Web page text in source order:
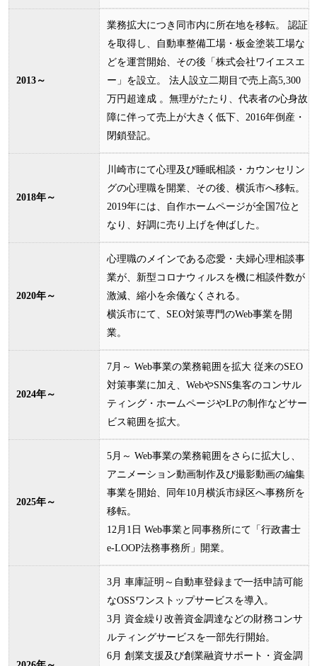
2013～
業務拡大につき同市内に所在地を移転。 認証
を取得し、自動車整備工場・板金塗装工場な
どを運営開始、その後「株式会社ワイエスエ
ー」を設立。 法人設立二期目で売上高5,300
万円超達成 。無理がたたり、代表者の心身故
障に伴って売上が大きく低下、2016年倒産・
閉鎖登記。
2018年～
川崎市にて心理及び睡眠相談・カウンセリン
グの心理職を開業、その後、横浜市へ移転。
2019年には、自作ホームページが全国7位と
なり、好調に売り上げを伸ばした。
2020年～
心理職のメインである恋愛・夫婦心理相談事
業が、新型コロナウィルスを機に相談件数が
激減、縮小を余儀なくされる。
横浜市にて、SEO対策専門のWeb事業を開
業。
2024年～
7月～ Web事業の業務範囲を拡大 従来のSEO
対策事業に加え、WebやSNS集客のコンサル
ティング・ホームページやLPの制作などサー
ビス範囲を拡大。
2025年～
5月～ Web事業の業務範囲をさらに拡大し、
アニメーション動画制作及び撮影動画の編集
事業を開始、同年10月横浜市緑区へ事務所を
移転。
12月1日 Web事業と同事務所にて「行政書士
e-LOOP法務事務所」開業。
3月 車庫証明～自動車登録まで一括申請可能
なOSSワンストップサービスを導入。
3月 資金繰り改善資金調達などの財務コンサ
ルティングサービスを一部先行開始。
6月 創業支援及び創業融資サポート・資金調